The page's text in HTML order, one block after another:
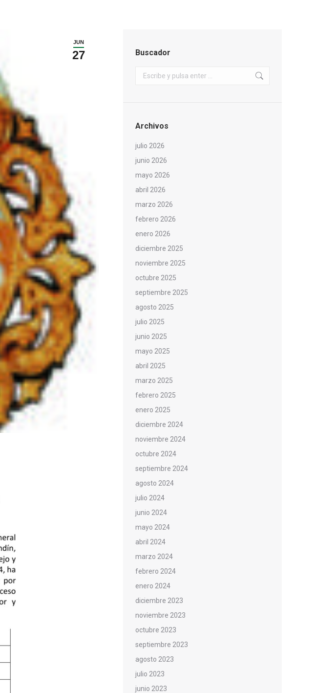
JUN
27 Buscador
Buscar:
Archivos
julio 2026
junio 2026
mayo 2026
abril 2026
marzo 2026
febrero 2026
enero 2026
diciembre 2025
noviembre 2025
octubre 2025
septiembre 2025
agosto 2025
julio 2025
junio 2025
mayo 2025
abril 2025
marzo 2025
febrero 2025
enero 2025
diciembre 2024
noviembre 2024
octubre 2024
septiembre 2024
agosto 2024
julio 2024
junio 2024
mayo 2024
abril 2024
marzo 2024
febrero 2024
enero 2024
diciembre 2023
noviembre 2023
octubre 2023
septiembre 2023
agosto 2023
julio 2023
junio 2023